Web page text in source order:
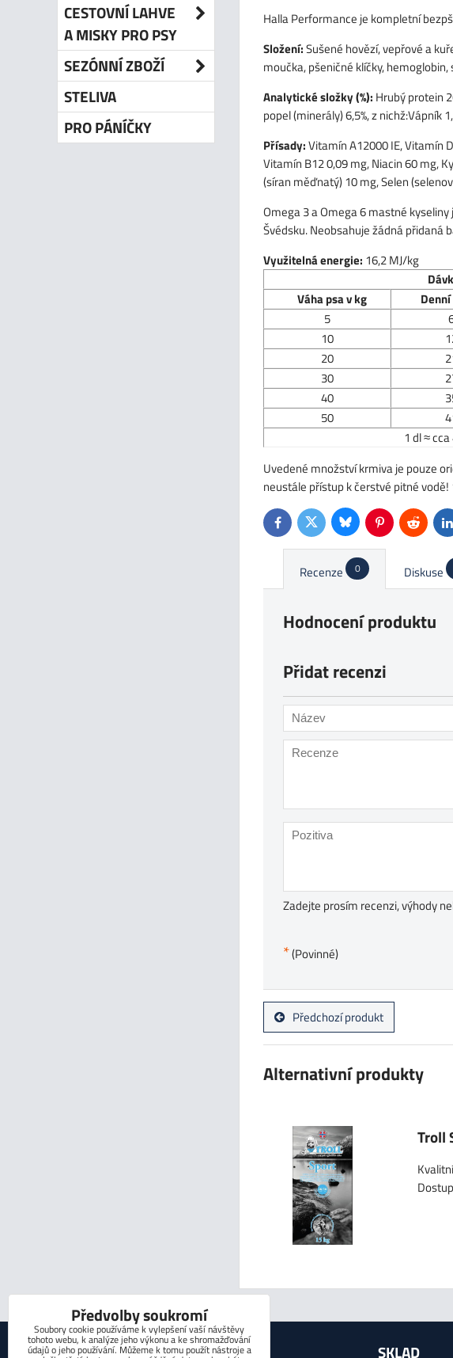
Halla Performance je kompletní
Složení:Sušené hovězí, vepřové a
moučka, pšeničné klíčky,
Analytické složky (%): Hrubý protein
popel (minerály) 6,5%, z nichž:Vápník
Přísady:Vitamín A12000 IE, Vitamín
Vitamín B12 0,09 mg, Niacin 60 mg,
(síran měďnatý) 10 mg, Selen
Omega 3 a Omega 6 mastné
Švédsku. Neobsahuje žádná přidaná
Využitelná energie: 16,2 MJ/kg
Dá
Váha psa v kg Denní
5
10
20
30
40
50
1 dl ≈
Uvedené množství krmiva je pouze
neustále přístup k čerstvé pitné
FacebookTwitterBlueskyPinterestReddit
Recenze 0 Diskuse
Hodnocení produktu
Přidat recenzi
Zadejte prosím recenzi, výhody
*(Povinné)
Předchozí produkt
Alternativní produkty
Troll
CESTOVNÍ LAHVE
A MISKY PRO PSY
SEZÓNNÍ ZBOŽÍ
STELIVA
PRO PÁNÍČKY
KONTAKT SKLAD
Předvolby soukromí
Soubory cookie používáme k vylepšení vaší návštěvy
tohoto webu, k analýze jeho výkonu a ke shromažďování
údajů o jeho používání. Můžeme k tomu použít nástroje a